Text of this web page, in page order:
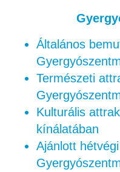
Általános
Természeti
Kulturális
kínálatában
Ajánlott